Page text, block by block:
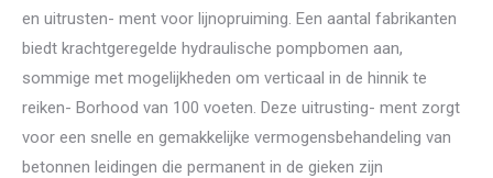
en uitrusten- ment voor lijnopruiming. Een aantal fabrikanten
biedt krachtgeregelde hydraulische pompbomen aan,
sommige met mogelijkheden om verticaal in de hinnik te
reiken- Borhood van 100 voeten. Deze uitrusting- ment zorgt
voor een snelle en gemakkelijke vermogensbehandeling van
betonnen leidingen die permanent in de gieken zijn